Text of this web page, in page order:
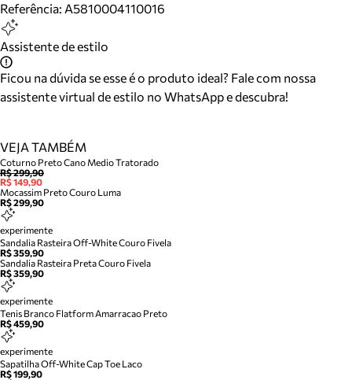
Referência: A5810004110016
Assistente de estilo
Ficou na dúvida se esse é o produto ideal? Fale com nossa
assistente virtual de estilo no WhatsApp e descubra!
VEJA TAMBÉM
Coturno Preto Cano Medio Tratorado
R$ 299,90
R$ 149,90
Mocassim Preto Couro Luma
R$ 299,90
experimente
Sandalia Rasteira Off-White Couro Fivela
R$ 359,90
Sandalia Rasteira Preta Couro Fivela
R$ 359,90
experimente
Tenis Branco Flatform Amarracao Preto
R$ 459,90
experimente
Sapatilha Off-White Cap Toe Laco
R$ 199,90